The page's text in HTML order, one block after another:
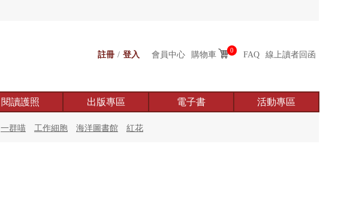
註冊 / 登入 會員中心 購物車 0 FAQ 線上讀者回函
閱讀護照 出版專區 電子書 活動專區
一群喵 工作細胞 海洋圖書館 紅花